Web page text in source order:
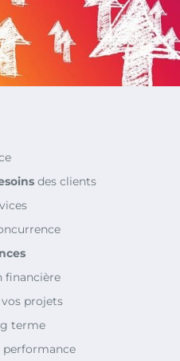
des clients
financière
projets
terme
performance